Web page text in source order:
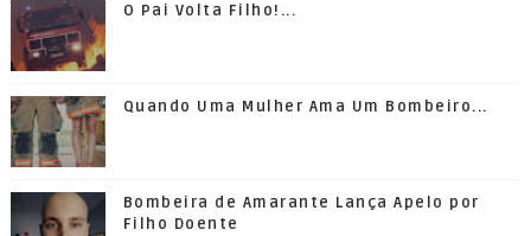
O Pai Volta Filho!...
Quando Uma Mulher Ama Um Bombeiro...
Bombeira de Amarante Lança Apelo por
Filho Doente